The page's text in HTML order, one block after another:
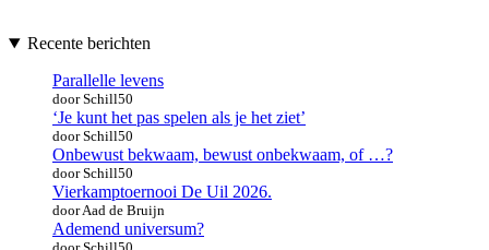
Recente berichten
Parallelle levens
door Schill50
‘Je kunt het pas spelen als je het ziet’
door Schill50
Onbewust bekwaam, bewust onbekwaam, of …?
door Schill50
Vierkamptoernooi De Uil 2026.
door Aad de Bruijn
Ademend universum?